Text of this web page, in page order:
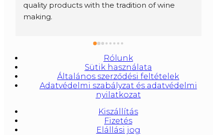
quality products with the tradition of wine
making.
litera and amounted to 1000 liters.
Rólunk
Sütik használata
Általános szerződési feltételek
Adatvédelmi szabályzat és adatvédelmi
nyilatkozat
Kiszállítás
Fizetés
Elállási jog